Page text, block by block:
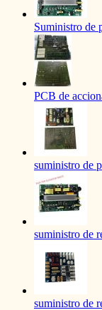
Suministro de
PCB de
suministro de
suministro de
suministro de